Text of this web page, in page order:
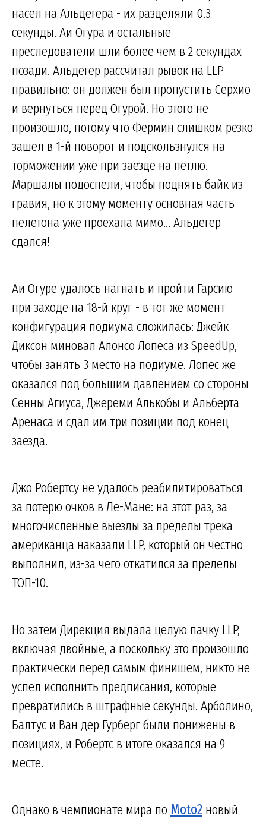
насел на Альдегера - их разделяли 0.3
секунды. Аи Огура и остальные
преследователи шли более чем в 2 секундах
позади. Альдегер рассчитал рывок на LLP
правильно: он должен был пропустить Серхио
и вернуться перед Огурой. Но этого не
произошло, потому что Фермин слишком резко
зашел в 1-й поворот и подскользнулся на
торможении уже при заезде на петлю.
Маршалы подоспели, чтобы поднять байк из
гравия, но к этому моменту основная часть
пелетона уже проехала мимо... Альдегер
сдался!
Аи Огуре удалось нагнать и пройти Гарсию
при заходе на 18-й круг - в тот же момент
конфигурация подиума сложилась: Джейк
Диксон миновал Алонсо Лопеса из SpeedUp,
чтобы занять 3 место на подиуме. Лопес же
оказался под большим давлением со стороны
Сенны Агиуса, Джереми Алькобы и Альберта
Аренаса и сдал им три позиции под конец
заезда.
Джо Робертсу не удалось реабилитироваться
за потерю очков в Ле-Мане: на этот раз, за
многочисленные выезды за пределы трека
американца наказали LLP, который он честно
выполнил, из-за чего откатился за пределы
ТОП-10.
Но затем Дирекция выдала целую пачку LLP,
включая двойные, а поскольку это произошло
практически перед самым финишем, никто не
успел исполнить предписания, которые
превратились в штрафные секунды. Арболино,
Балтус и Ван дер Гурберг были понижены в
позициях, и Робертс в итоге оказался на 9
месте.
Однако в чемпионате мира по Moto2 новый